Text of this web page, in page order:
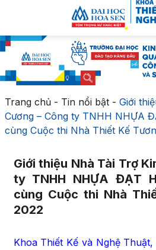
Trang chủ- Tin nổi bật- Giới
Cương – Công ty TNHH NHỰA
cùng Cuộc thi Nhà Thiết Kế
Giới thiệu Nhà Tài Trợ
ty TNHH NHỰA ĐẠT
cùng Cuộc thi Nhà
2022
Khoa Thiết Kế và Nghệ